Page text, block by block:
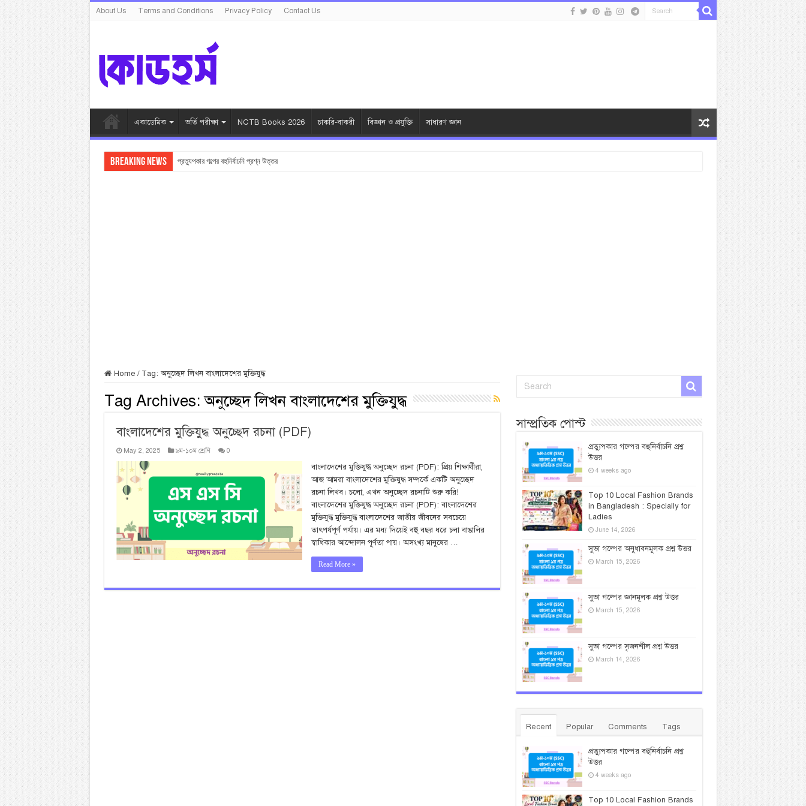
About Us Terms and Conditions Privacy Policy Contact Us
একাডেমিক ভর্তি পরীক্ষা NCTB Books 2026 চাকরি-বাকরী বিজ্ঞান ও প্রযুক্তি সাধারণ জ্ঞান
Breaking News প্রত্যুপকার গল্পের বহুনির্বাচনি প্রশ্ন উত্তর
Home / Tag: অনুচ্ছেদ লিখন বাংলাদেশের মুক্তিযুদ্ধ
Tag Archives:অনুচ্ছেদ লিখন বাংলাদেশের মুক্তিযুদ্ধ
বাংলাদেশের মুক্তিযুদ্ধ অনুচ্ছেদ রচনা (PDF)
May 2, 2025 ৯ম-১০ম শ্রেণি 0
বাংলাদেশের মুক্তিযুদ্ধ অনুচ্ছেদ রচনা (PDF): প্রিয় শিক্ষার্থীরা,
আজ আমরা বাংলাদেশের মুক্তিযুদ্ধ সম্পর্কে একটি অনুচ্ছেদ
রচনা লিখব। চলো, এখন অনুচ্ছেদ রচনাটি শুরু করি!
বাংলাদেশের মুক্তিযুদ্ধ অনুচ্ছেদ রচনা (PDF): বাংলাদেশের
মুক্তিযুদ্ধ মুক্তিযুদ্ধ বাংলাদেশের জাতীয় জীবনের সবচেয়ে
তাৎপর্যপূর্ণ পর্যায়। এর মধ্য দিয়েই বহু বছর ধরে চলা বাঙালির
স্বাধিকার আন্দোলন পূর্ণতা পায়। অসংখ্য মানুষের …
Read More »
সাম্প্রতিক পোস্ট
প্রত্যুপকার গল্পের বহুনির্বাচনি প্রশ্ন
উত্তর
4 weeks ago
Top 10 Local Fashion Brands
in Bangladesh : Specially for
Ladies
June 14, 2026
সুভা গল্পের অনুধাবনমূলক প্রশ্ন উত্তর
March 15, 2026
সুভা গল্পের জ্ঞানমূলক প্রশ্ন উত্তর
March 15, 2026
সুভা গল্পের সৃজনশীল প্রশ্ন উত্তর
March 14, 2026
Recent Popular Comments Tags
প্রত্যুপকার গল্পের বহুনির্বাচনি প্রশ্ন
উত্তর
4 weeks ago
Top 10 Local Fashion Brands